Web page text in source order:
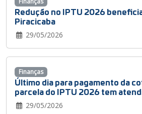
Redução no IPTU 2026
Piracicaba
29/05/2026
Último dia para pagamento da
parcela do IPTU 2026 tem
29/05/2026
Finanças